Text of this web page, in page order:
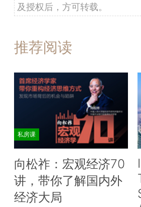
及授权后，方可转载。
推荐阅读
私房课
向松祚：宏观经济70
讲，带你了解国内外
经济大局